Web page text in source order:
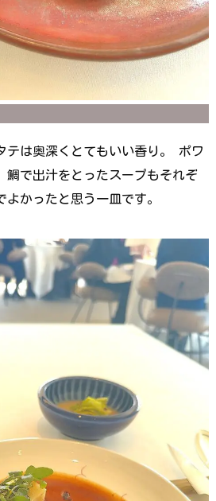
テは奥深くとてもいい香り。 ポワ
鯛で出汁をとったスープもそれぞ
かったと思う一皿です。